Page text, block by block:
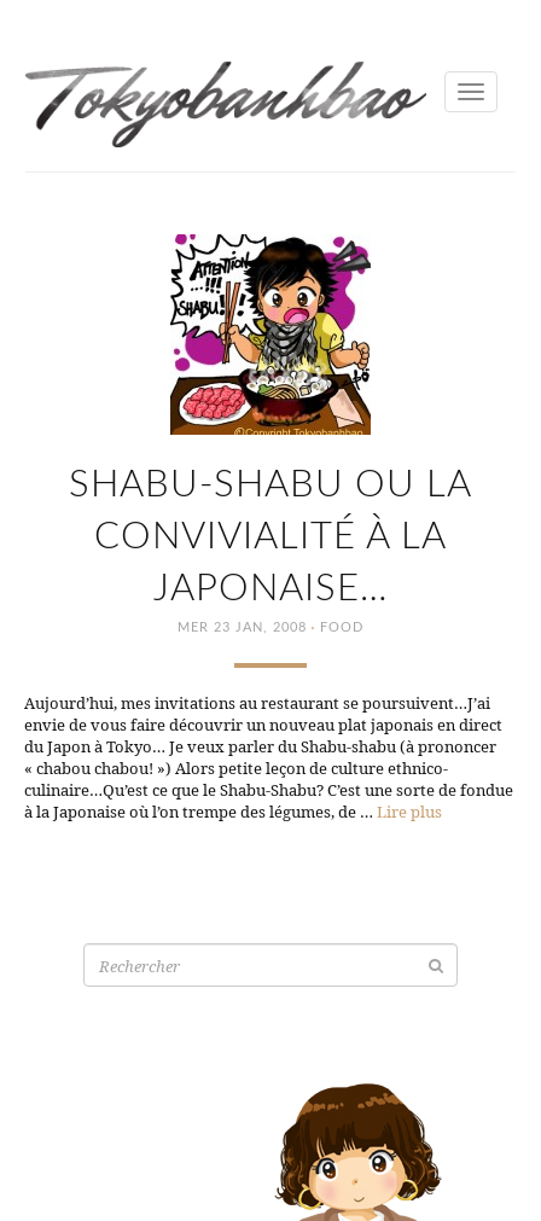
Toggle
SHABU-SHABU OU LA
CONVIVIALITÉ À LA
JAPONAISE…
MER 23 JAN, 2008 · FOOD
Aujourd’hui, mes invitations au restaurant se poursuivent…J’ai
envie de vous faire découvrir un nouveau plat japonais en direct
du Japon à Tokyo… Je veux parler du Shabu-shabu (à prononcer
« chabou chabou! ») Alors petite leçon de culture ethnico-
culinaire…Qu’est ce que le Shabu-Shabu? C’est une sorte de fondue
à la Japonaise où l’on trempe des légumes, de … Lire plus
Recherche
pour: